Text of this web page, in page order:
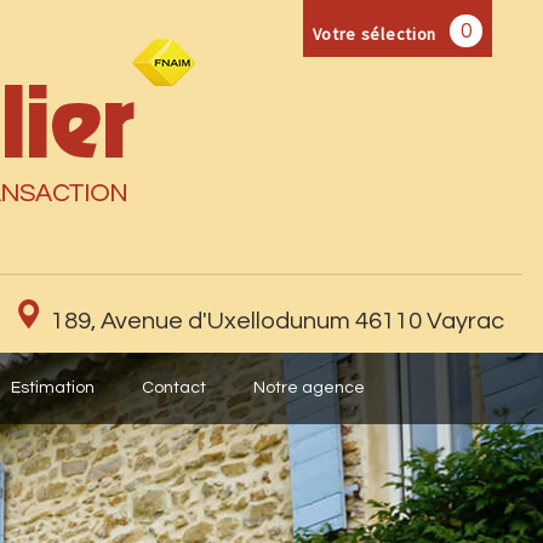
Votre sélection 0
189, Avenue d'Uxellodunum 46110 Vayrac
Estimation Contact Notre agence